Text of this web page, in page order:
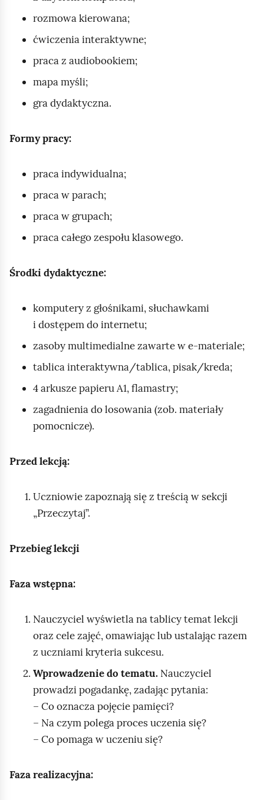
rozmowa kierowana;
ćwiczenia interaktywne;
praca z audiobookiem;
mapa myśli;
gra dydaktyczna.
Formy pracy:
praca indywidualna;
praca w parach;
praca w grupach;
praca całego zespołu klasowego.
Środki dydaktyczne:
komputery z głośnikami, słuchawkami
i dostępem do internetu;
zasoby multimedialne zawarte w e‑materiale;
tablica interaktywna/tablica, pisak/kreda;
4 arkusze papieru A1, flamastry;
zagadnienia do losowania (zob. materiały
pomocnicze).
Przed lekcją:
Uczniowie zapoznają się z treścią w sekcji
„Przeczytaj”.
Przebieg lekcji
Faza wstępna:
Nauczyciel wyświetla na tablicy temat lekcji
oraz cele zajęć, omawiając lub ustalając razem
z uczniami kryteria sukcesu.
Wprowadzenie do tematu. Nauczyciel
prowadzi pogadankę, zadając pytania:
– Co oznacza pojęcie pamięci?
– Na czym polega proces uczenia się?
– Co pomaga w uczeniu się?
Faza realizacyjna: